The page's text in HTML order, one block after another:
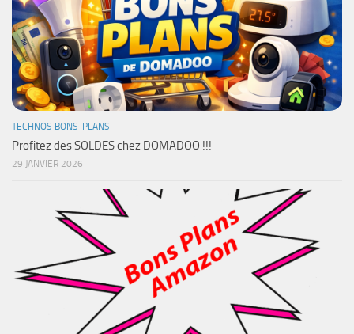
TECHNOS BONS-PLANS
Profitez des SOLDES chez DOMADOO !!!
29 JANVIER 2026